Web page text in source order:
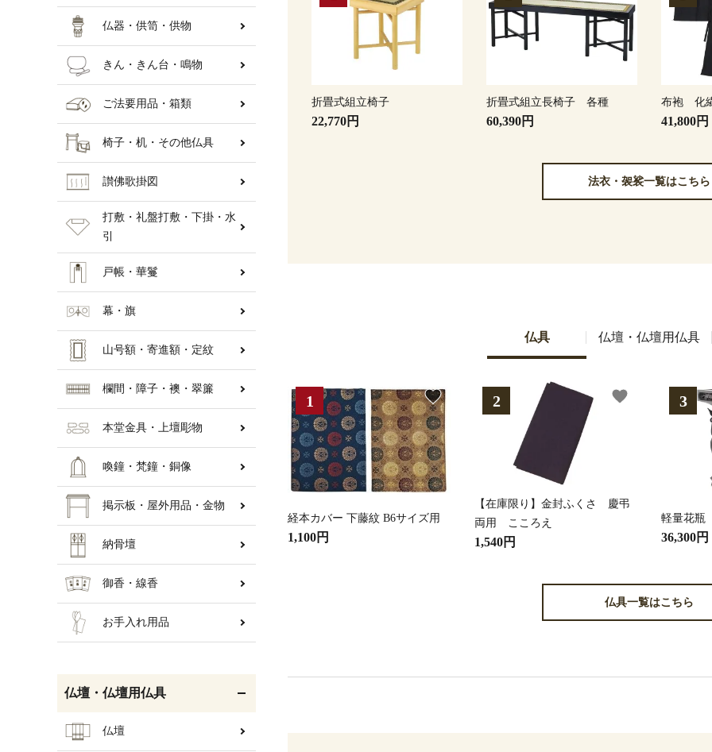
折畳式組立椅子
22,770円
折畳式組立長椅子 各種
60,390円
布袍 化
41,800円
法衣・袈裟一覧はこちら
仏具 仏壇・仏壇用仏具
経本カバー 下藤紋 B6サイズ用
1,100円
favorite
【在庫限り】金封ふくさ 慶弔
両用 こころえ
1,540円
favorite
軽量花
36,300円
仏具一覧はこちら
仏器・供笥・供物
きん・きん台・鳴物
ご法要用品・箱類
椅子・机・その他仏具
讃佛歌掛図
打敷・礼盤打敷・下掛・水
引
戸帳・華鬘
幕・旗
山号額・寄進額・定紋
欄間・障子・襖・翠簾
本堂金具・上壇彫物
喚鐘・梵鐘・銅像
掲示板・屋外用品・金物
納骨壇
御香・線香
お手入れ用品
仏壇・仏壇用仏具
仏壇